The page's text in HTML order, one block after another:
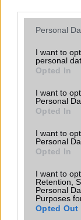
Please note
not limited to
grant or deny
use your data
consent section.
Personal
I want to
personal
Opted In
I want to
Personal
Opted In
I want to
Personal
Opted In
I want to
Retention,
Personal
Purposes
Opted Out
2009-2-4 6:42:13
bruce
ualaki... hol
Cakuk
Hy...vki
kapható?